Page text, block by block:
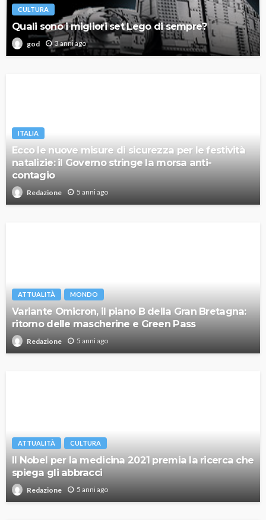
CULTURA
Quali sono i migliori set Lego di sempre?
god 3 anni ago
ITALIA
Ecco le nuove misure di sicurezza per le festività
natalizie: il Governo stringe la morsa anti-
contagio
Redazione 5 anni ago
ATTUALITÀ MONDO
Variante Omicron, il piano B della Gran Bretagna:
ritorno delle mascherine e Green Pass
Redazione 5 anni ago
ATTUALITÀ CULTURA
Il Nobel per la medicina 2021 premia la ricerca che
spiega gli abbracci
Redazione 5 anni ago